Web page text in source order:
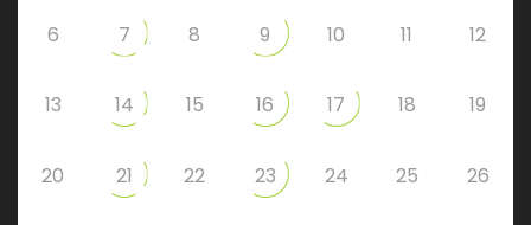
6 7 8 9 10 11 12
13 14 15 16 17 18 19
20 21 22 23 24 25 26